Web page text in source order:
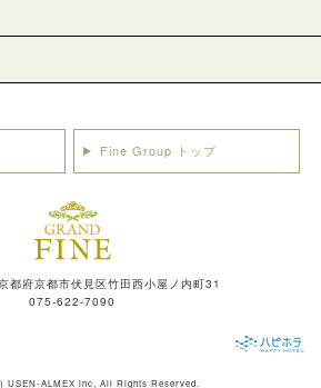
Fine Group トップ
府京都市伏見区竹田西小屋ノ内町31
075-622-7090
USEN-ALMEX inc, All Rights Reserved.